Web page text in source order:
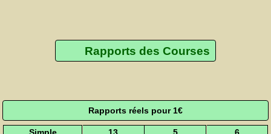
Rapports des Courses
Rapports réels pour 1€